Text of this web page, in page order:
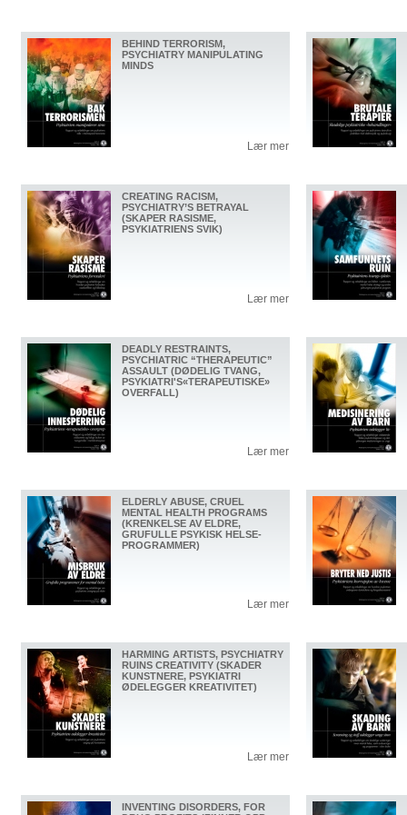
BEHIND TERRORISM,
PSYCHIATRY MANIPULATING
MINDS
Lær mer
CREATING RACISM,
PSYCHIATRY’S BETRAYAL
(SKAPER RASISME,
PSYKIATRIENS SVIK)
Lær mer
DEADLY RESTRAINTS,
PSYCHIATRIC “THERAPEUTIC”
ASSAULT (DØDELIG TVANG,
PSYKIATRI'S«TERAPEUTISKE»
OVERFALL)
Lær mer
ELDERLY ABUSE, CRUEL
MENTAL HEALTH PROGRAMS
(KRENKELSE AV ELDRE,
GRUFULLE PSYKISK HELSE-
PROGRAMMER)
Lær mer
HARMING ARTISTS, PSYCHIATRY
RUINS CREATIVITY (SKADER
KUNSTNERE, PSYKIATRI
ØDELEGGER KREATIVITET)
Lær mer
INVENTING DISORDERS, FOR